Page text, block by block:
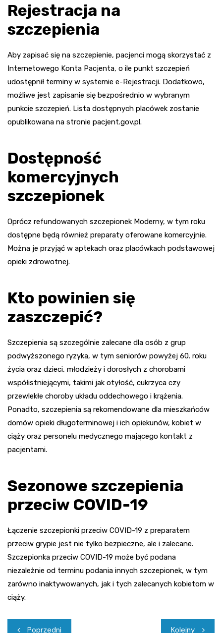
Rejestracja na
szczepienia
Aby zapisać się na szczepienie, pacjenci mogą skorzystać z
Internetowego Konta Pacjenta, o ile punkt szczepień
udostępnił terminy w systemie e-Rejestracji. Dodatkowo,
możliwe jest zapisanie się bezpośrednio w wybranym
punkcie szczepień. Lista dostępnych placówek zostanie
opublikowana na stronie pacjent.gov.pl.
Dostępność
komercyjnych
szczepionek
Oprócz refundowanych szczepionek Moderny, w tym roku
dostępne będą również preparaty oferowane komercyjnie.
Można je przyjąć w aptekach oraz placówkach podstawowej
opieki zdrowotnej.
Kto powinien się
zaszczepić?
Szczepienia są szczególnie zalecane dla osób z grup
podwyższonego ryzyka, w tym seniorów powyżej 60. roku
życia oraz dzieci, młodzieży i dorosłych z chorobami
współistniejącymi, takimi jak otyłość, cukrzyca czy
przewlekłe choroby układu oddechowego i krążenia.
Ponadto, szczepienia są rekomendowane dla mieszkańców
domów opieki długoterminowej i ich opiekunów, kobiet w
ciąży oraz personelu medycznego mającego kontakt z
pacjentami.
Sezonowe szczepienia
przeciw COVID-19
Łączenie szczepionki przeciw COVID-19 z preparatem
przeciw grypie jest nie tylko bezpieczne, ale i zalecane.
Szczepionka przeciw COVID-19 może być podana
niezależnie od terminu podania innych szczepionek, w tym
zarówno inaktywowanych, jak i tych zalecanych kobietom w
ciąży.
Nawigacja
Poprzedni Kolejny